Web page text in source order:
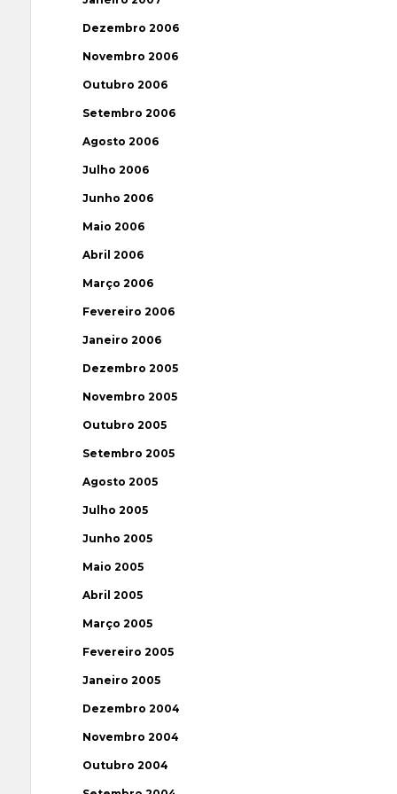
Dezembro 2006
Novembro 2006
Outubro 2006
Setembro 2006
Agosto 2006
Julho 2006
Junho 2006
Maio 2006
Abril 2006
Março 2006
Fevereiro 2006
Janeiro 2006
Dezembro 2005
Novembro 2005
Outubro 2005
Setembro 2005
Agosto 2005
Julho 2005
Junho 2005
Maio 2005
Abril 2005
Março 2005
Fevereiro 2005
Janeiro 2005
Dezembro 2004
Novembro 2004
Outubro 2004